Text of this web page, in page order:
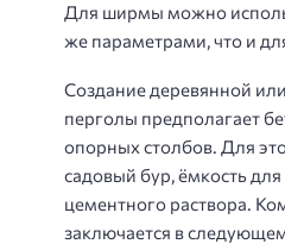
Для ширмы можно
же параметрами, что и
Создание деревянной
перголы предполагает
опорных столбов. Для
садовый бур, ёмкость
цементного раствора.
заключается в